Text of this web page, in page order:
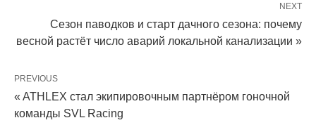
NEXT
Сезон паводков и старт дачного сезона: почему
весной растёт число аварий локальной канализации »
PREVIOUS
« ATHLEX стал экипировочным партнёром гоночной
команды SVL Racing